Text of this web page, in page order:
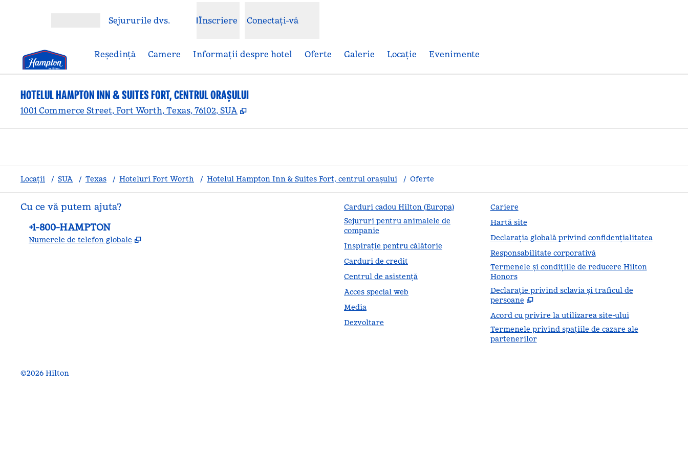
Deschideți meniulSejururile dvs. Înscriere Conectați-vă
Reşedinţă Camere Informații despre hotel Oferte Galerie Locaţie Evenimente
HOTELUL HAMPTON INN & SUITES FORT, CENTRUL ORAȘULUI
1001 Commerce Street, Fort Worth, Texas, 76102, SUA ,
Locații / SUA / Texas / Hoteluri Fort Worth / Hotelul Hampton Inn & Suites Fort, centrul orașului / Oferte
Cu ce vă putem ajuta?
Telefon:
+1-800-HAMPTON
Numerele de telefon globale ,
Carduri cadou Hilton (Europa)
Sejururi pentru animalele de
companie
Inspirație pentru călătorie
Carduri de credit
Centrul de asistență
Acces special web
Media
Dezvoltare
Cariere
Hartă site
Declarația globală privind confidenţialitatea
Responsabilitate corporativă
Termenele și condițiile de reducere Hilton
Honors
Declarație privind sclavia și traficul de
persoane
Acord cu privire la utilizarea site-ului
Termenele privind spațiile de cazare ale
partenerilor
©2026 Hilton